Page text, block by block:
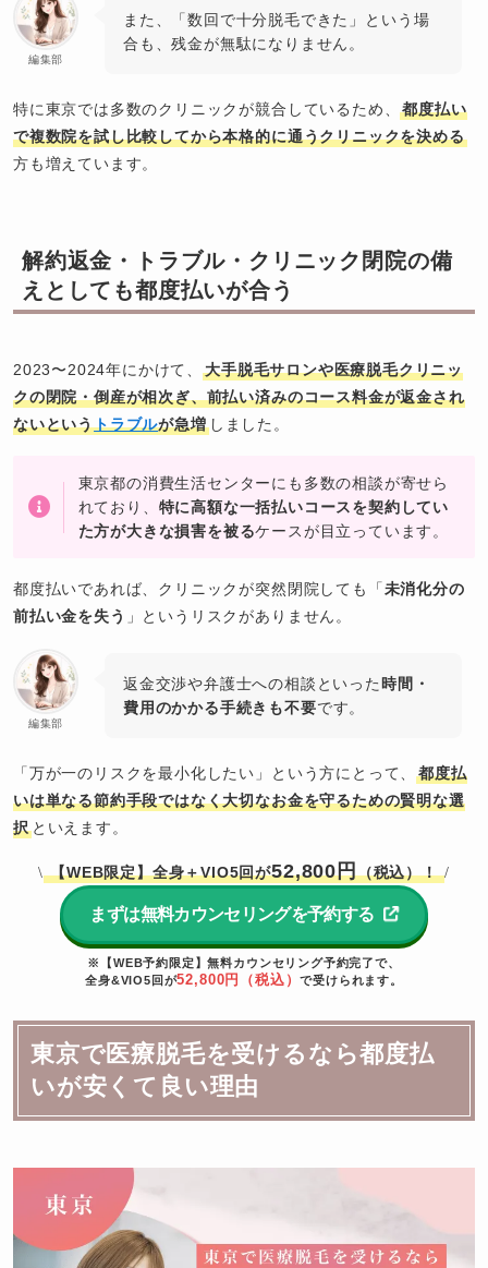
編集部
また、「数回で十分脱毛できた」という場
合も、残金が無駄になりません。
特に東京では多数のクリニックが競合しているため、都度払い
で複数院を試し比較してから本格的に通うクリニックを決める
方も増えています。
解約返金・トラブル・クリニック閉院の備
えとしても都度払いが合う
2023〜2024年にかけて、大手脱毛サロンや医療脱毛クリニッ
クの閉院・倒産が相次ぎ、前払い済みのコース料金が返金され
ないというトラブルが急増しました。
東京都の消費生活センターにも多数の相談が寄せら
れており、 特に高額な一括払いコースを契約してい
た方が大きな損害を被るケースが目立っています。
都度払いであれば、クリニックが突然閉院しても「未消化分の
前払い金を失う 」というリスクがありません。
編集部
返金交渉や弁護士への相談といった 時間・
費用のかかる手続きも不要です。
「万が一のリスクを最小化したい」という方にとって、都度払
いは単なる節約手段ではなく大切なお金を守るための賢明な選
択といえます。
\ 【WEB限定】全身＋VIO5回が52,800円（税込）！ /
まずは無料カウンセリングを予約する
※【WEB予約限定】無料カウンセリング予約完了で、
全身&VIO5回が52,800円（税込）で受けられます。
東京で医療脱毛を受けるなら都度払
いが安くて良い理由